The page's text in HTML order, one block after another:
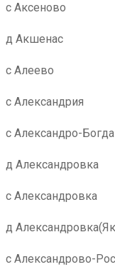
с Аксеново
д Акшенас
с Алеево
с Александрия
с Александро-
д Александровка
с Александровка
д
с Александрово-